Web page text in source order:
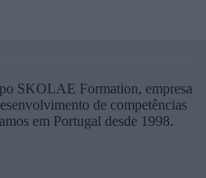
SKOLAE Formation, empresa
de competências
em Portugal desde 1998.